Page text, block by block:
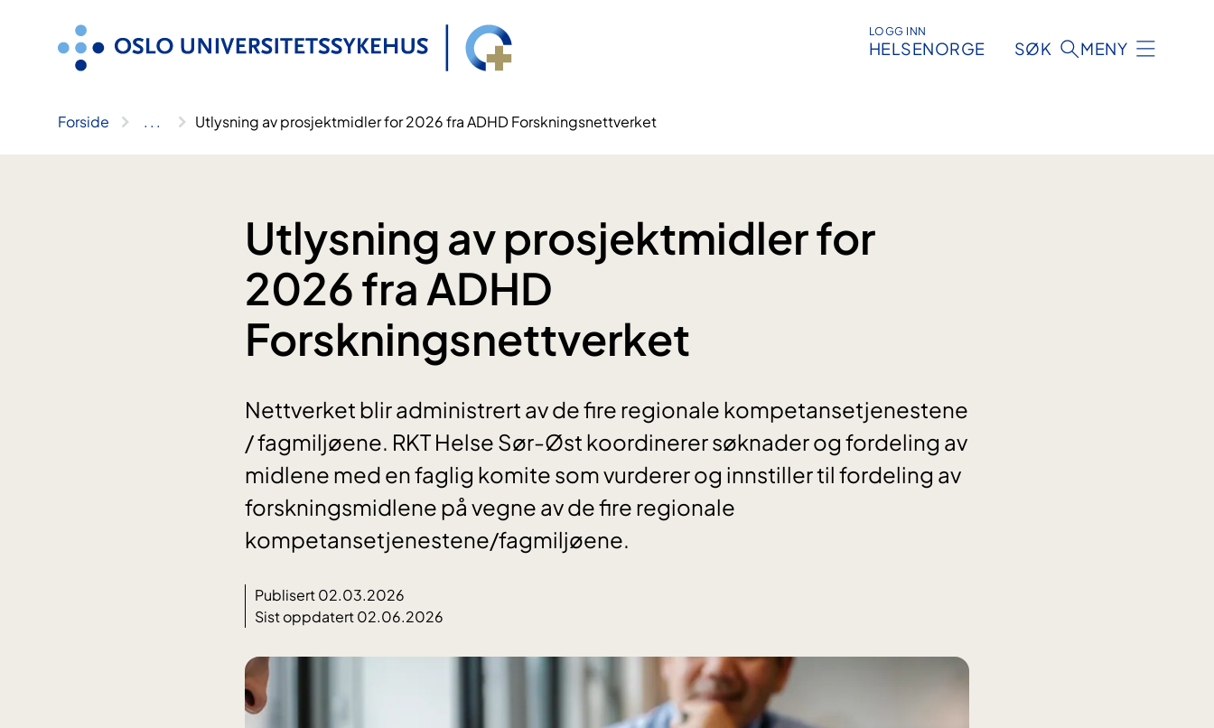
LOGG INN
HELSENORGE SØK MENY
Forside .. . Utlysning av prosjektmidler for 2026 fra ADHD Forskningsnettverket
Utlysning av prosjektmidler for
2026 fra ADHD
Forskningsnettverket
Nettverket blir administrert av de fire regionale kompetansetjenestene
/ fagmiljøene. RKT Helse Sør-Øst koordinerer søknader og fordeling av
midlene med en faglig komite som vurderer og innstiller til fordeling av
forskningsmidlene på vegne av de fire regionale
kompetansetjenestene/fagmiljøene.
Publisert 02.03.2026
Sist oppdatert 02.06.2026